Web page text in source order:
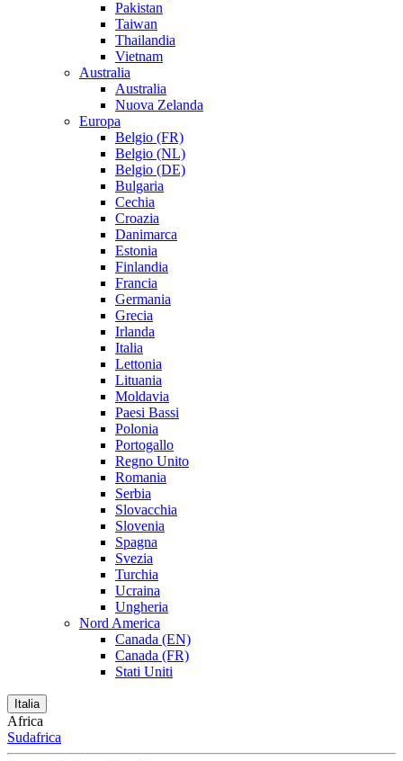
Pakistan
Taiwan
Thailandia
Vietnam
Australia
Australia
Nuova Zelanda
Europa
Belgio (FR)
Belgio (NL)
Belgio (DE)
Bulgaria
Cechia
Croazia
Danimarca
Estonia
Finlandia
Francia
Germania
Grecia
Irlanda
Italia
Lettonia
Lituania
Moldavia
Paesi Bassi
Polonia
Portogallo
Regno Unito
Romania
Serbia
Slovacchia
Slovenia
Spagna
Svezia
Turchia
Ucraina
Ungheria
Nord America
Canada (EN)
Canada (FR)
Stati Uniti
Italia
Africa
Sudafrica